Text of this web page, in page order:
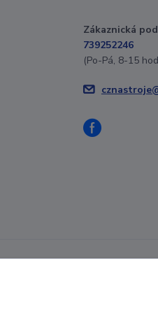
Zákaznická
739252246
(Po-Pá, 8-15